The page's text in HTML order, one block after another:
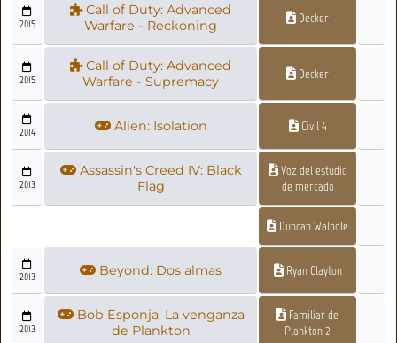
2015
Call of Duty: Advanced
Warfare - Reckoning
Decker
2015
Call of Duty: Advanced
Warfare - Supremacy
Decker
2014 Alien: Isolation Civil 4
2013
Assassin's Creed IV: Black
Flag
Voz del estudio
de mercado
Duncan Walpole
2013 Beyond: Dos almas Ryan Clayton
2013
Bob Esponja: La venganza
de Plankton
Familiar de
Plankton 2